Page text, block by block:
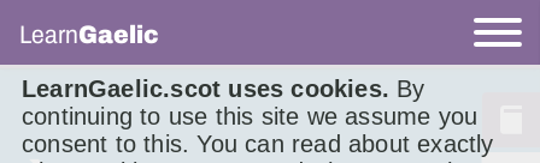
LearnGaelic.scot uses cookies. By
continuing to use this site we assume you
consent to this. You can read about exactly
LearnGaelic